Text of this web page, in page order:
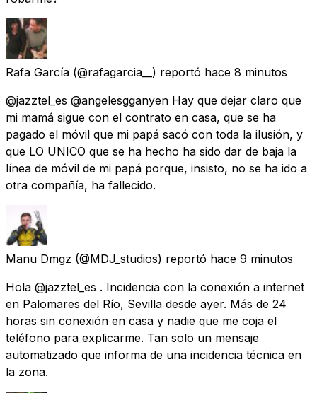
Rafa García (@rafagarcia__) reportó hace 8 minutos
@jazztel_es @angelesgganyen Hay que dejar claro que
mi mamá sigue con el contrato en casa, que se ha
pagado el móvil que mi papá sacó con toda la ilusión, y
que LO UNICO que se ha hecho ha sido dar de baja la
línea de móvil de mi papá porque, insisto, no se ha ido a
otra compañía, ha fallecido.
Manu Dmgz (@MDJ_studios) reportó hace 9 minutos
Hola @jazztel_es . Incidencia con la conexión a internet
en Palomares del Río, Sevilla desde ayer. Más de 24
horas sin conexión en casa y nadie que me coja el
teléfono para explicarme. Tan solo un mensaje
automatizado que informa de una incidencia técnica en
la zona.